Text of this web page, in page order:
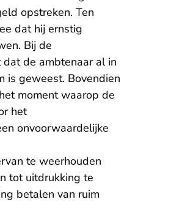
opstreken. Ten
dat hij ernstig
Bij de
de ambtenaar al in
is geweest. Bovendien
moment waarop de
het
onvoorwaardelijke
te weerhouden
tot uitdrukking te
betalen van ruim